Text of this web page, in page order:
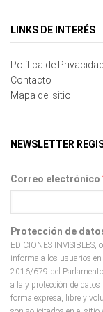
LINKS DE INTERÉS
Política de Privacidad
Contacto
Mapa del sitio
NEWSLETTER
Correo electrónico
Protección de
EDICIONES INVISIBLES,
informa a los usuarios
2016/679 del
a la y protección de datos
forma expresa, libre y